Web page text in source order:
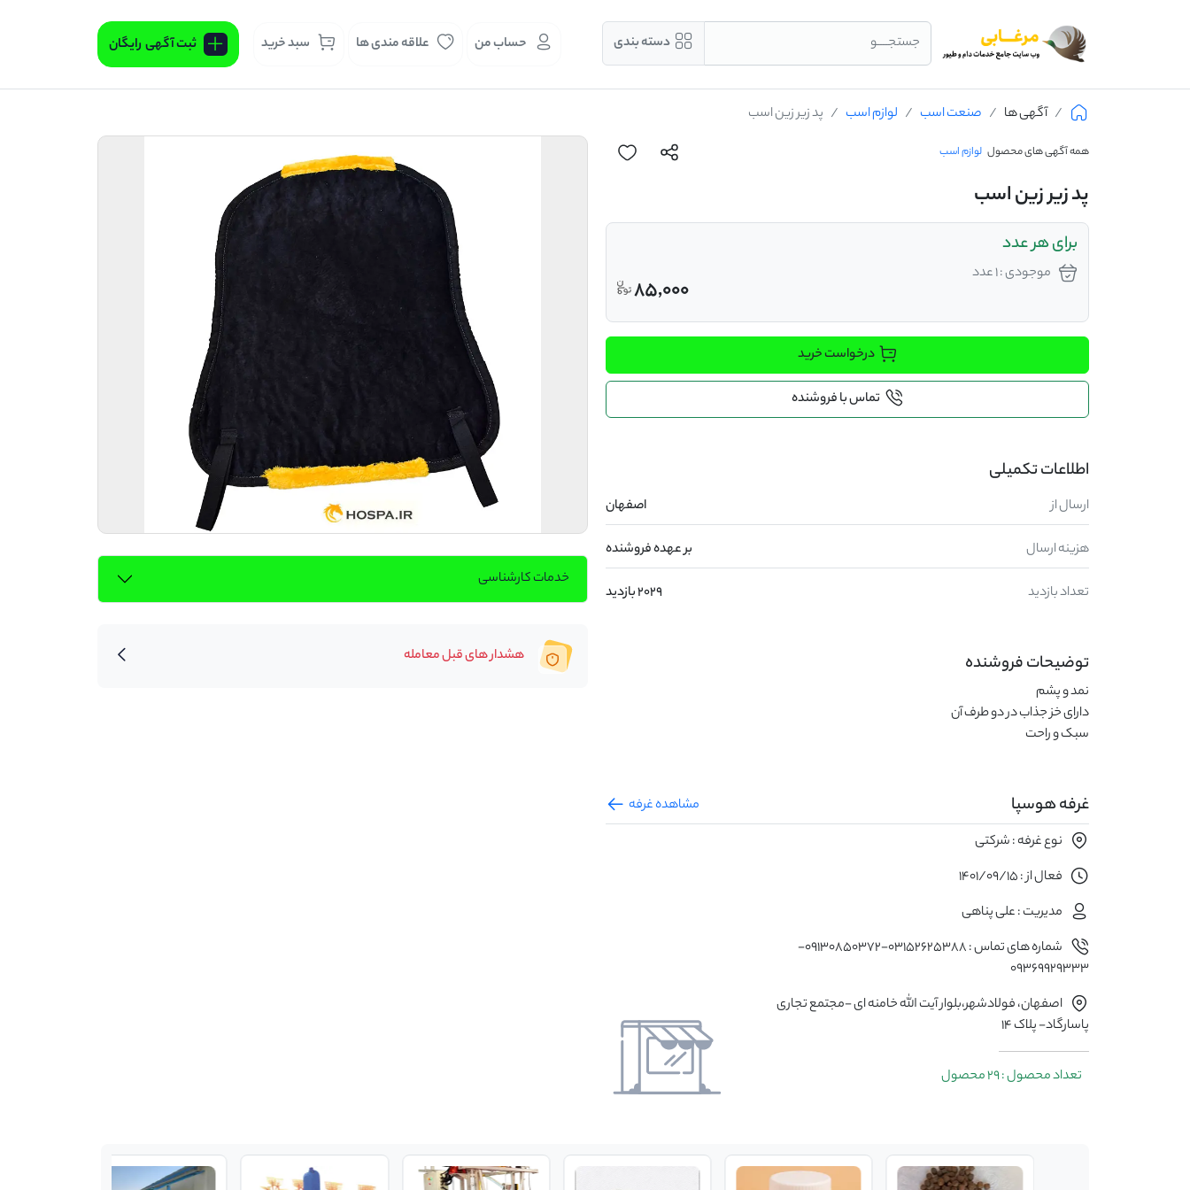
جستجــــو دسته بندی حساب من علاقه مندی ها سبد خرید ثبت آگهی رایگان
آگهی ها صنعت اسب لوازم اسب پد زیر زین اسب
همه آگهی های محصول لوازم اسب
پد زیر زین اسب
برای هر عدد
موجودی : 1 عدد
85,000
درخواست خرید
تماس با فروشنده
اطلاعات تکمیلی
ارسال از اصفهان
هزینه ارسال بر عهده فروشنده
تعداد بازدید 2029 بازدید
توضیحات فروشنده
سبک و راحت
غرفه هوسپا
مشاهده غرفه
نوع غرفه : شرکتی
فعال از : 1401/09/15
مدیریت : علی پناهی
شماره های تماس : 03152625388-09130850372-
09369929333
اصفهان، فولادشهر،بلوار آیت الله خامنه ای -مجتمع تجاری
پاسارگاد- پلاک 14
تعداد محصول : 29 محصول
خدمات کارشناسی
هشدار های قبل معامله